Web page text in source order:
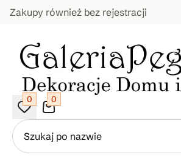
Zakupy również bez rejestracji
0 0